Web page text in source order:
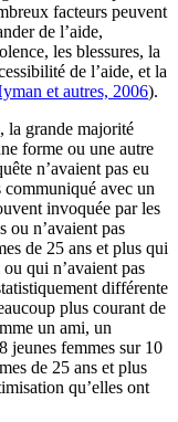
facteurs peuvent
de l’aide,
les blessures, la
de l’aide, et la
et autres, 2006).
la grande majorité
forme ou une autre
n’avaient pas eu
avec un
invoquée par les
ou n’avaient pas
de 25 ans et plus qui
qui n’avaient pas
différente
plus courant de
un ami, un
jeunes femmes sur 10
de 25 ans et plus
qu’elles ont